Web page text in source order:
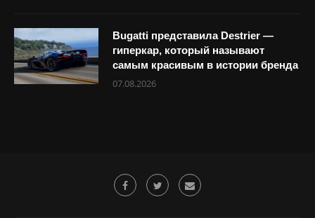
Bugatti представила Destrier —
гиперкар, который называют
самым красивым в истории бренда
07.08.2026